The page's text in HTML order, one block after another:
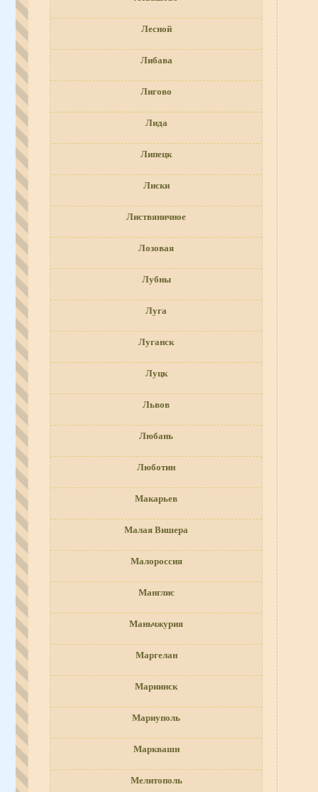
Лесной
Либава
Лигово
Лида
Липецк
Лиски
Листвяничное
Лозовая
Лубны
Луга
Луганск
Луцк
Львов
Любань
Люботин
Макарьев
Малая Вишера
Малороссия
Манглис
Маньчжурия
Маргелан
Мариинск
Мариуполь
Маркваши
Мелитополь